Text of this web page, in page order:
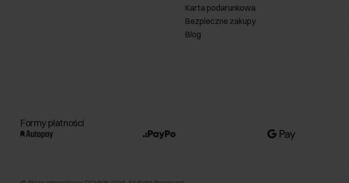
Karta podarunkowa
Bezpieczne zakupy
Blog
Formy płatności